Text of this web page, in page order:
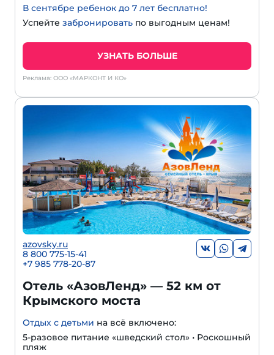
В сентябре ребенок до 7 лет бесплатно!
Успейте забронировать по выгодным ценам!
УЗНАТЬ БОЛЬШЕ
Реклама: ООО «МАРКОНТ И КО»
azovsky.ru
8 800 775-15-41
+7 985 778-20-87
Отель «АзовЛенд» — 52 км от
Крымского моста
Отдых с детьми на всё включено:
5-разовое питание «шведский стол» • Роскошный
пляж